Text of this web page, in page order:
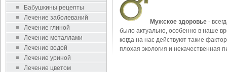
Бабушкины рецепты
Лечение заболеваний
Лечение глиной
Лечение металлами
Лечение водой
Лечение уриной
Лечение цветом
Мужское здоровье -
было актуально, особенно в наше
когда на нас действуют такие
плохая экология и некачественная